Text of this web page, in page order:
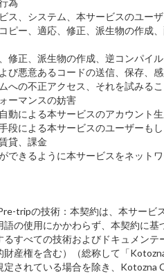
為
ス、システム、本サービスのユー
ピー、適応、修正、派生物の作成
修正、派生物の作成、逆コンパイ
び悪意あるコードの送信、保存、
への不正アクセス、それを試みるこ
ーマンスの妨害
動による本サービスのアカウント
段による本サービスのユーザーも
貸、課金
できるように本サービスをネット
tripの技術：本契約は、本サービ
語の使用にかかわらず、本契約に
すべての技術およびドキュメン
財産権を含む）（総称して「
されている場合を除き、